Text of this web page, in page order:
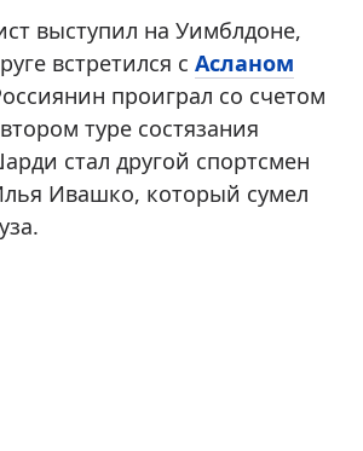
выступил на Уимблдоне,
встретился с Асланом
проиграл со счетом
туре состязания
стал другой спортсмен
Ивашко, который сумел